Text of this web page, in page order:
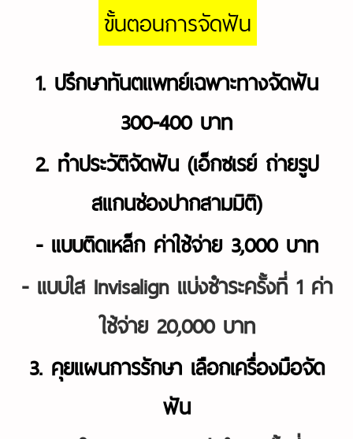
ขั้นตอนการจัดฟัน
1. ปรึกษาทันตแพทย์เฉพาะทางจัดฟัน
300-400 บาท
2. ทำประวัติจัดฟัน (เอ็กซเรย์ ถ่ายรูป
สแกนช่องปากสามมิติ)
- แบบติดเหล็ก ค่าใช้จ่าย 3,000 บาท
- แบบใส Invisalign แบ่งชำระครั้งที่ 1 ค่า
ใช้จ่าย 20,000 บาท
3. คุยแผนการรักษา เลือกเครื่องมือจัด
ฟัน